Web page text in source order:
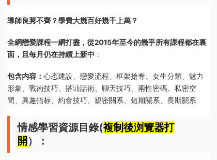
導師良莠不齊？學費大幾百好幾千上萬？
全網戀愛課程一網打盡，從2015年至今的幾乎所有課程都在裏
面，且每月仍在持續上新中 ：
包含内容： 心态建設、戀愛流程、框架搶奪、女生分類、魅力
形象、戰術技巧、搭讪話術、聊天技巧、兩性密碼、私密空
間、興趣指标、約會技巧、親密關系、短期關系、長期關系
情感學習資源目錄(複制後浏覽器打
開 ）：